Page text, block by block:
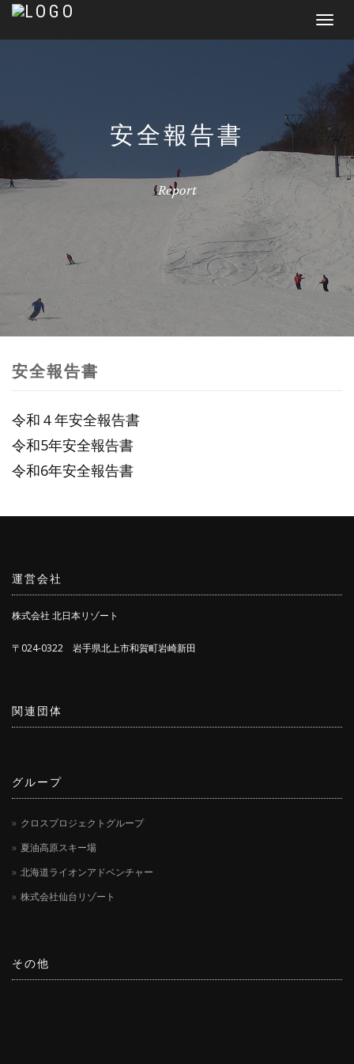
安全報告書
Report
安全報告書
令和４年安全報告書
令和5年安全報告書
令和6年安全報告書
運営会社
株式会社 北日本リゾート
〒024-0322 岩手県北上市和賀町岩崎新田
関連団体
グループ
クロスプロジェクトグループ
夏油高原スキー場
北海道ライオンアドベンチャー
株式会社仙台リゾート
その他